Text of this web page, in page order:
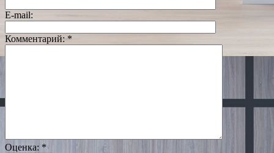
E-mail:
Комментарий: *
Оценка: *